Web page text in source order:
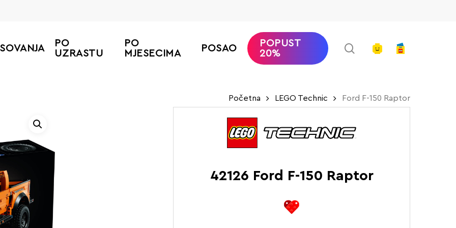
PO
UZRASTU
PO
MJESECIMA
POSAO
POPUST
20%
searchaccount
Početna LEGO Technic Ford F-150 Raptor
42126 Ford F-150 Raptor